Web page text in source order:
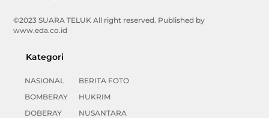
©2023 SUARA TELUK All right reserved. Published by
www.eda.co.id
Kategori
NASIONAL
BOMBERAY
DOBERAY
BERITA FOTO
HUKRIM
NUSANTARA